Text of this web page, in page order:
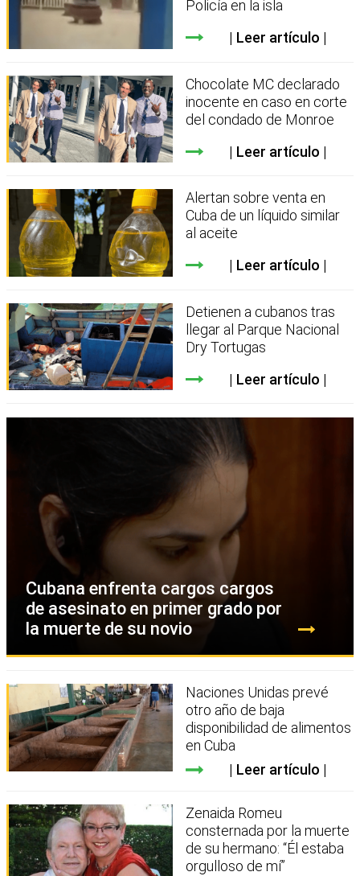
Policía en la isla
Leer artículo
Chocolate MC declarado
inocente en caso en corte
del condado de Monroe
Leer artículo
Alertan sobre venta en
Cuba de un líquido similar
al aceite
Leer artículo
Detienen a cubanos tras
llegar al Parque Nacional
Dry Tortugas
Leer artículo
Cubana enfrenta cargos cargos
de asesinato en primer grado por
la muerte de su novio
Naciones Unidas prevé
otro año de baja
disponibilidad de alimentos
en Cuba
Leer artículo
Zenaida Romeu
consternada por la muerte
de su hermano: “Él estaba
orgulloso de mí”